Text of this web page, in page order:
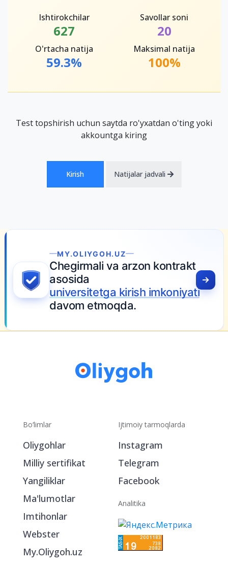
Ishtirokchilar
627
Savollar soni
20
O'rtacha natija
59.3%
Maksimal natija
100%
Test topshirish uchun saytda ro'yxatdan o'ting yoki
akkountga kiring
Kirish Natijalar jadvali
MY.OLIYGOH.UZ
Chegirmali va arzon kontrakt
asosida
universitetga kirish imkoniyati
davom etmoqda.
Bo‘limlar
Oliygohlar
Milliy sertifikat
Yangiliklar
Ma'lumotlar
Imtihonlar
Webster
My.Oliygoh.uz
Ijtimoiy tarmoqlarda
Instagram
Telegram
Facebook
Analitika